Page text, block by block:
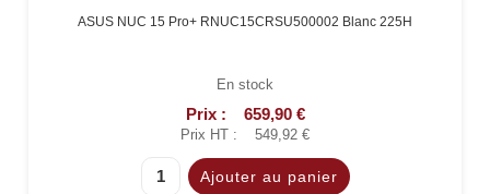
ASUS NUC 15 Pro+ RNUC15CRSU500002 Blanc 225H
En stock
Prix : 659,90 €
Prix HT : 549,92 €